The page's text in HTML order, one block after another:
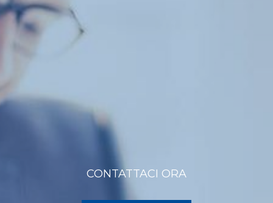
CONTATTACI ORA